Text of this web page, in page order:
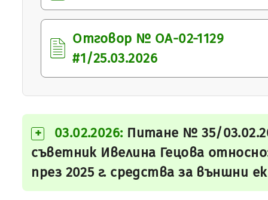
Отговор № ОА-02-1129
#1/25.03.2026
+ 03.02.2026: Питане № 35/
съветник Ивелина Гецова
през 2025 г. средства за външни